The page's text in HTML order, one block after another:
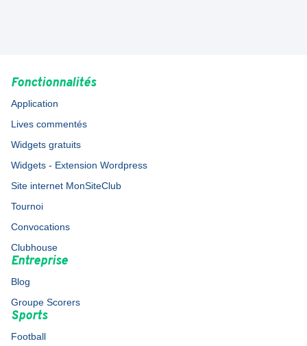
Fonctionnalités
Application
Lives commentés
Widgets gratuits
Widgets - Extension Wordpress
Site internet MonSiteClub
Tournoi
Convocations
Clubhouse
Entreprise
Blog
Groupe Scorers
Sports
Football